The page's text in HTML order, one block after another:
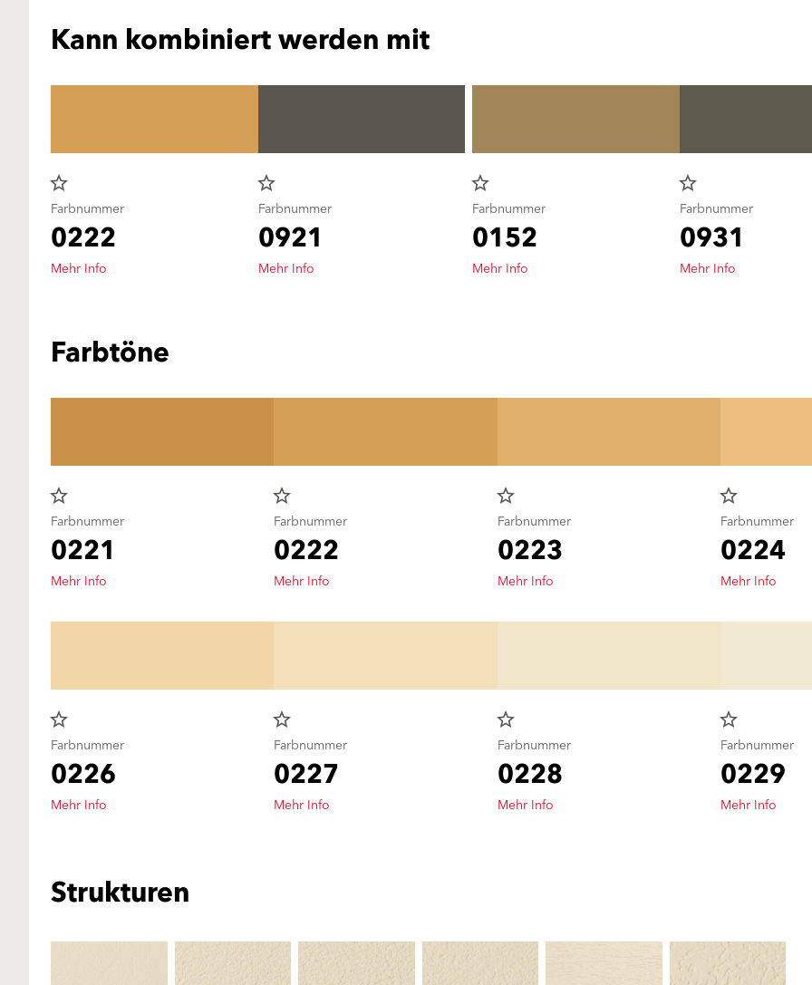
Kann kombiniert werden mit
star_border
Farbnummer
0222
Mehr Info
star_border
Farbnummer
0921
Mehr Info
star_border
Farbnummer
0152
Mehr Info
star_border
Farbnummer
0931
Mehr Info
Farbtöne
star_border
Farbnummer
0221
Mehr Info
star_border
Farbnummer
0222
Mehr Info
star_border
Farbnummer
0223
Mehr Info
star_border
Farbnummer
0224
Mehr Info
star_border
Farbnummer
0226
Mehr Info
star_border
Farbnummer
0227
Mehr Info
star_border
Farbnummer
0228
Mehr Info
star_border
Farbnummer
0229
Mehr Info
Strukturen